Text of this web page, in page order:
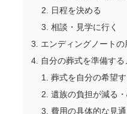
日程を決める
相談・見学に行く
エンディングノートの
自分の葬式を準備する
葬式を自分の希望
遺族の負担が減る
費用の具体的な見通